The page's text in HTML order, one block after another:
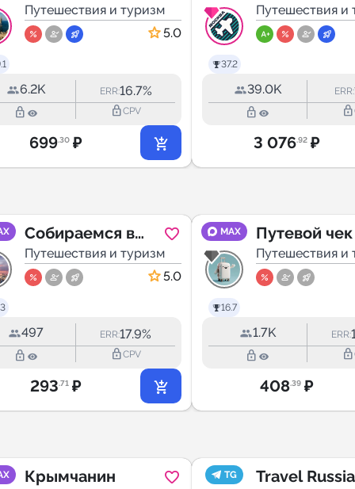
Путешествия и туризм
5.0
6.2K ERR:16.7%
lock_outline lock_outlineCPV
699.30 ₽
37.2
за копейки
Путешествия и
39.0K ERR:
lock_outline lock_outline
3 076.92 ₽
Собираемся в
Стамбул
Путешествия и туризм
5.0
497 ERR:17.9%
lock_outline lock_outlineCPV
293.71 ₽
MAX
16.7
Путевой чек
Путешествия и
1.7K ERR:
lock_outline lock_outline
408.39 ₽
Крымчанин TG
Travel